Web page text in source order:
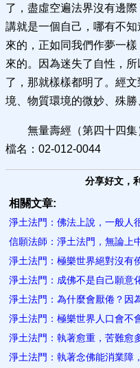
了，盡虛空遍法界沒有邊
講就是一個自己，哪有不
來的，正如同我們作夢一
來的。因為迷失了自性，
了，那就樣樣都明了。經
境、物質環境的微妙、殊勝
無量壽經（第四十四
檔名：02-012-0044
分享好文，
相關文章:
淨土法門：佛法上說，一般人
信願法師：淨土法門，無論上
淨土法門：極樂世界絕對沒有
淨土法門：成佛不是自己願意
淨土法門：為什麼會厭倦？因
淨土法門：極樂世界人口會不
淨土法門：執著愈重，苦難愈
淨土法門：執著念佛能消業障